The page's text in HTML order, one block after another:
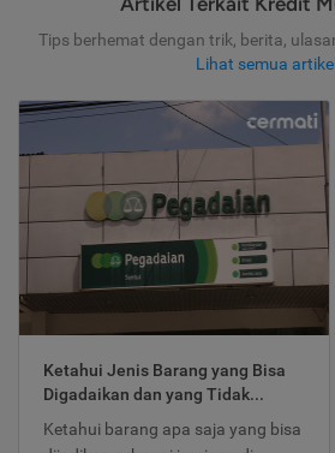
Tips berhemat dengan trik, berita,
Lihat semua artikel
Ketahui Jenis Barang yang Bisa
Digadaikan dan yang Tidak...
Ketahui barang apa saja yang bisa